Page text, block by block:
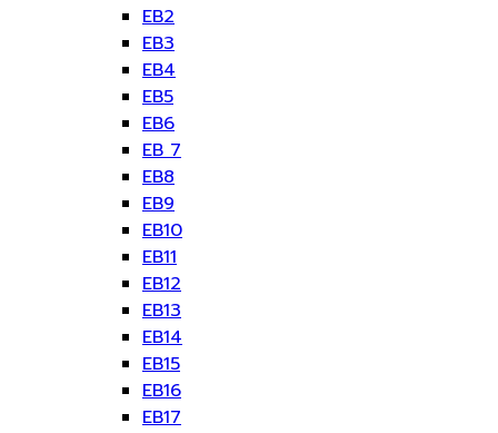
EB2
EB3
EB4
EB5
EB6
EB 7
EB8
EB9
EB10
EB11
EB12
EB13
EB14
EB15
EB16
EB17